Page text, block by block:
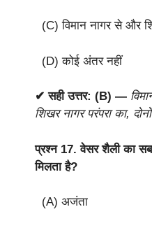
(C) विमान नागर से और
(D) कोई अंतर नहीं
✔ सही उत्तर: (B) —
शिखर नागर परंपरा का,
प्रश्न 17.वेसर शैली का
मिलता है?
(A) अजंता